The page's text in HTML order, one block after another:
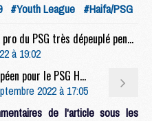
#Youth League #Haifa/PSG
Sélections : Le groupe pro du PSG très dépeuplé pendant la trêve internationale
à 19:02
Handball : Premier gros test européen pour le PSG Hand
2022 à 17:05
de l'article sous les